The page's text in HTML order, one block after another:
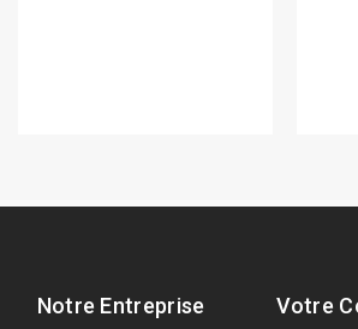
Notre Entreprise Votre